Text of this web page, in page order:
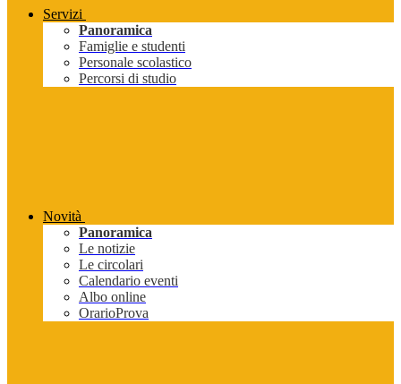
Servizi
Panoramica
Famiglie e studenti
Personale scolastico
Percorsi di studio
Novità
Panoramica
Le notizie
Le circolari
Calendario eventi
Albo online
OrarioProva